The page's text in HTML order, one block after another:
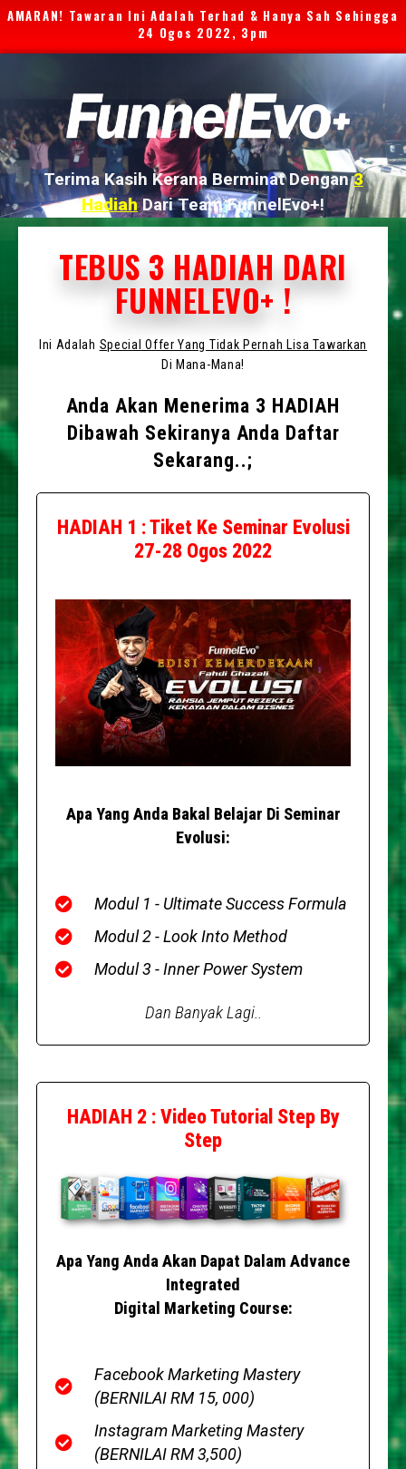
AMARAN! Tawaran Ini Adalah Terhad & Hanya Sah Sehingga
24 Ogos 2022, 3pm
Terima Kasih Kerana Berminat Dengan3
HadiahDari Team FunnelEvo+!
TEBUS 3 HADIAH DARI
FUNNELEVO+ !
Ini Adalah Special Offer Yang Tidak Pernah Lisa Tawarkan
Di Mana-Mana!
Anda Akan Menerima 3 HADIAH
Dibawah Sekiranya Anda Daftar
Sekarang..;
HADIAH 1 : Tiket Ke Seminar Evolusi
27-28 Ogos 2022
Apa Yang Anda Bakal Belajar Di Seminar
Evolusi:
Modul 1 - Ultimate Success Formula
Modul 2 - Look Into Method
Modul 3 - Inner Power System
Dan Banyak Lagi..
HADIAH 2 : Video Tutorial Step By
Step
Apa Yang Anda Akan Dapat Dalam Advance
Integrated
Digital Marketing Course:
Facebook Marketing Mastery
(BERNILAI RM 15, 000)
Instagram Marketing Mastery
(BERNILAI RM 3,500)